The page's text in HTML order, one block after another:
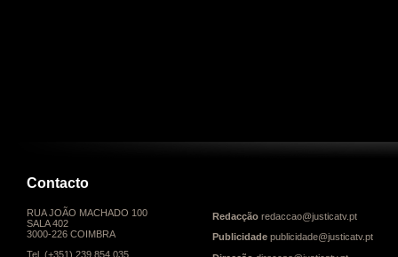
Contacto
RUA JOÃO MACHADO 100
SALA 402
3000-226 COIMBRA
Tel. (+351) 239 854 035
Redacção redaccao@justicatv.pt
Publicidade publicidade@justicatv.pt